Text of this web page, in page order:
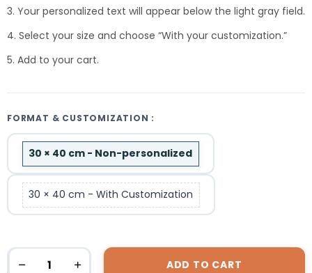
3. Your personalized text will appear below the light gray field.
4. Select your size and choose “With your customization.”
5. Add to your cart.
FORMAT & CUSTOMIZATION :
30 × 40 cm - Non-personalized
30 × 40 cm - With Customization
ADD TO CART